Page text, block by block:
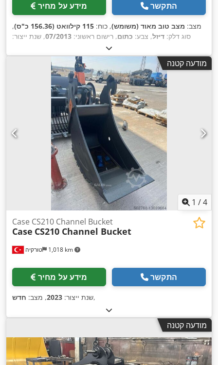
מידע על מחיר התקשר
מצב: מצב טוב מאוד (משומש), כוח: 115 קילוואט (156.36 כ"ס)
,
סוג דלק: דיזל, צבע: כתום, רישום ראשוני: 07/2013, שנת ייצור:
מודעה קטנה
1 /4
טורקיה 1,018 km
Case CS210 Channel Bucket
Case CS210 Channel Bucket
מידע על מחיר התקשר
שנת ייצור: 2023, מצב: חדש ,
מודעה קטנה